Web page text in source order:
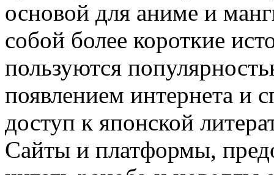
основой для аниме и
собой более короткие
пользуются
появлением интернета и
доступ к японской
Сайты и платформы,